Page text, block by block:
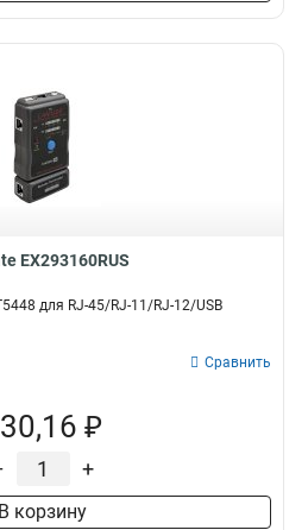
EX293160RUS
для RJ-45/RJ-11/RJ-12/USB
Сравнить
₽
+
В корзину